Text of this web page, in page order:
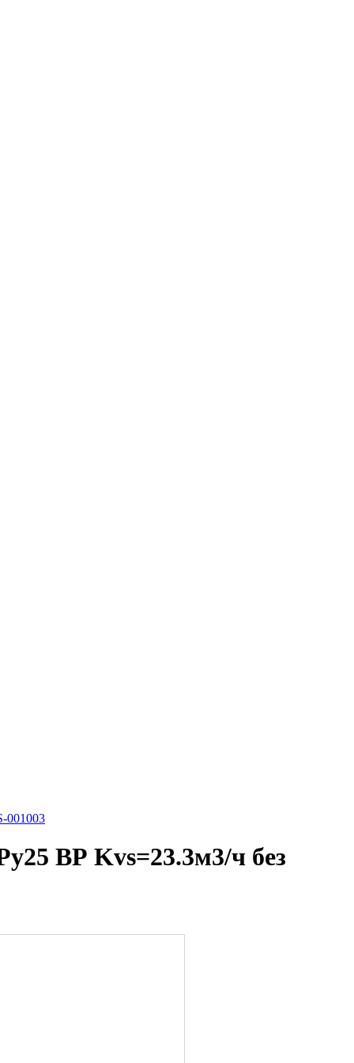
001003
ВР Kvs=23.3м3/ч без